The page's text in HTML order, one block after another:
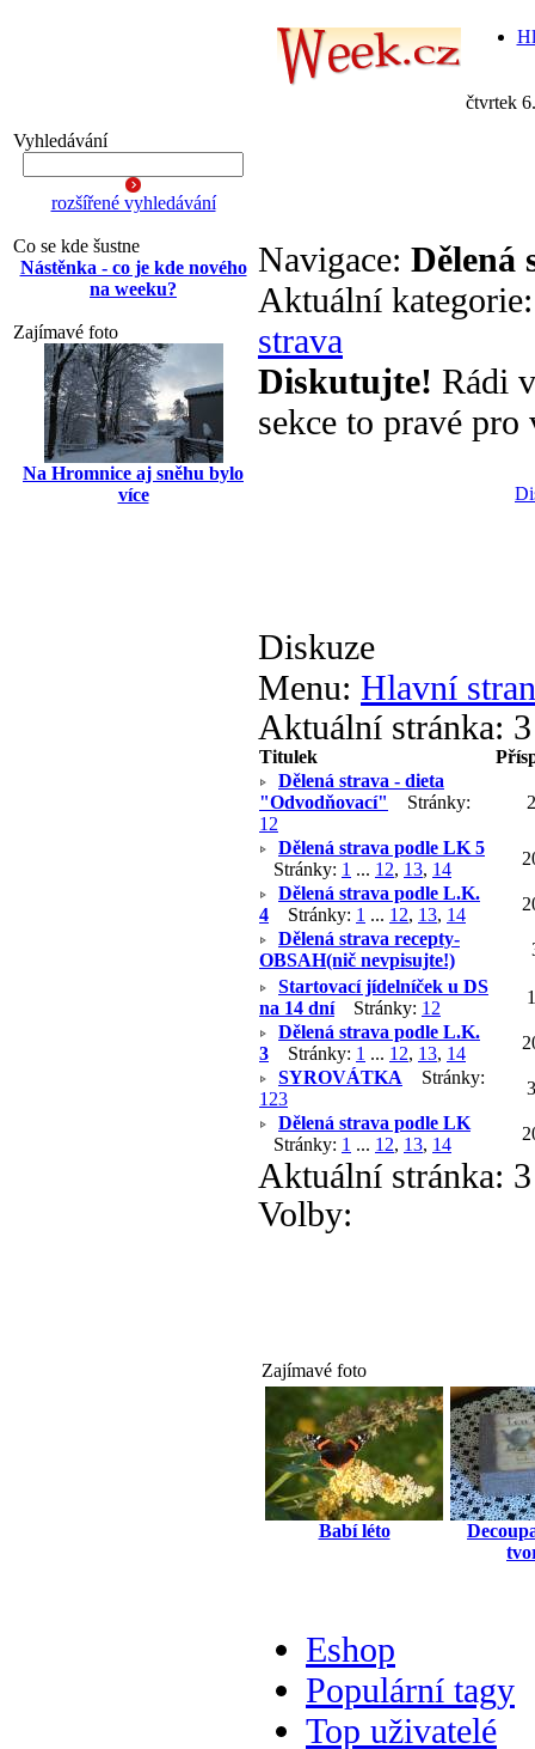
čtvrtek
Vyhledávání
rozšířené vyhledávání
Co se kde šustne
Nástěnka - co je kde nového
na weeku?
Zajímavé foto
Na Hromnice aj sněhu bylo
více
Navigace: Dělená
Aktuální
strava
Diskutujte! Rádi
sekce to pravé pro
Diskuze
Menu: Hlavní
Aktuální stránka:
Titulek
Dělená strava - dieta
"Odvodňovací"
Stránky:
1 2
Dělená strava podle LK 5
Stránky: 1 ... 12, 13, 14
Dělená strava podle L.K.
4
Stránky: 1 ... 12, 13, 14
Dělená strava recepty-
OBSAH(nič nevpisujte!)
Startovací jídelníček u DS
na 14 dní
Stránky: 1 2
Dělená strava podle L.K.
3
Stránky: 1 ... 12, 13, 14
SYROVÁTKA
Stránky:
1 23
Dělená strava podle LK
Stránky: 1 ... 12, 13, 14
Aktuální stránka:
Volby:
Zajímavé foto
Babí léto
Eshop
Populární tagy
Top uživatelé